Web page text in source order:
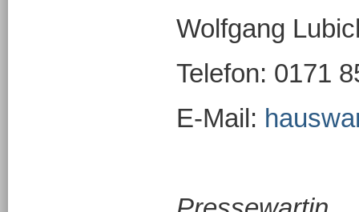
Wolfgang
Telefon: 0171
E-Mail: